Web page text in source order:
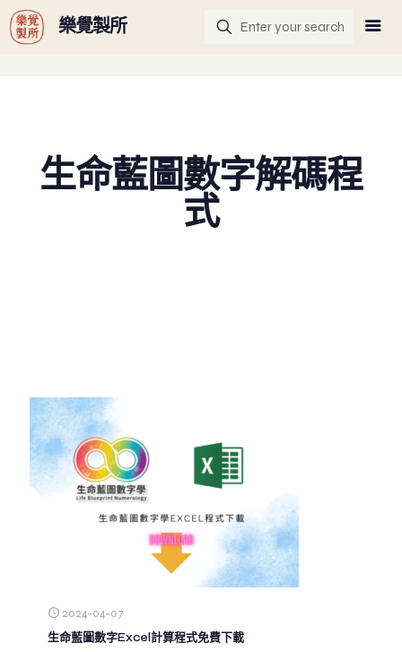
G-GHF9TLS5W3
樂覺製所
生命藍圖數字解碼程
式
2024-04-07
生命藍圖數字Excel計算程式免費下載